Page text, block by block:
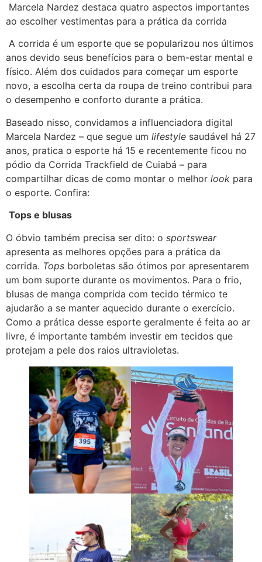
Marcela Nardez destaca quatro aspectos importantes
ao escolher vestimentas para a prática da corrida
A corrida é um esporte que se popularizou nos últimos
anos devido seus benefícios para o bem-estar mental e
físico. Além dos cuidados para começar um esporte
novo, a escolha certa da roupa de treino contribui para
o desempenho e conforto durante a prática.
Baseado nisso, convidamos a influenciadora digital
Marcela Nardez – que segue um lifestyle saudável há 27
anos, pratica o esporte há 15 e recentemente ficou no
pódio da Corrida Trackfield de Cuiabá – para
compartilhar dicas de como montar o melhor look para
o esporte. Confira:
Tops e blusas
O óbvio também precisa ser dito: o sportswear
apresenta as melhores opções para a prática da
corrida. Tops borboletas são ótimos por apresentarem
um bom suporte durante os movimentos. Para o frio,
blusas de manga comprida com tecido térmico te
ajudarão a se manter aquecido durante o exercício.
Como a prática desse esporte geralmente é feita ao ar
livre, é importante também investir em tecidos que
protejam a pele dos raios ultravioletas.